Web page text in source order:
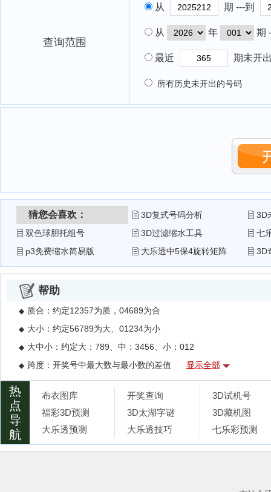
查询范围
从 期 ---到
从 年 期
最近 期未开
所有历史未开出的号码
猜您会喜欢： 3D复式号码分析
3D
双色球胆托组号
3D过滤缩水工具
七
p3免费缩水简易版
大乐透中5保4旋转矩阵 3D
帮助
◆ 质合：约定12357为质，04689为合
◆ 大小：约定56789为大、01234为小
◆ 大中小：约定大：789、中：3456、小：012
◆ 跨度：开奖号中最大数与最小数的差值 显示全部
◆ 012路：百、十、个位的数字除三的余数，组合后为012路，比
◆ 和值:开奖号码相加之和
◆ 3D组三：三个号码中，有两个相同号码的组合，如：799；组
◆ 遗漏：就是指号码有多少期没有出现，而遗漏统计表则是对全
热
点
导
航
布衣图库 开奖查询
3D试机号
福彩3D预测
3D太湖字谜
3D藏机图
大乐透预测
大乐透技巧 七乐彩预测